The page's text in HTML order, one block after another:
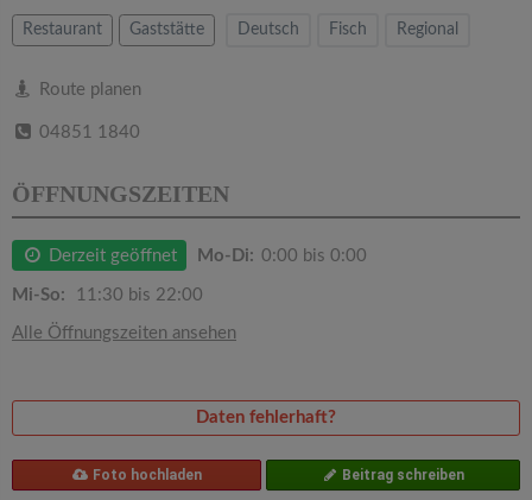
Restaurant Gaststätte Deutsch Fisch Regional
Route planen
04851 1840
ÖFFNUNGSZEITEN
Derzeit geöffnet Mo-Di: 0:00 bis 0:00
Mi-So: 11:30 bis 22:00
Alle Öffnungszeiten ansehen
Daten fehlerhaft?
Foto hochladen Beitrag schreiben
v
a
t
n